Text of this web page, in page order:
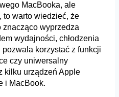
MacBooka, ale
to warto wiedzieć, że
znacząco wyprzedza
wydajności, chłodzenia
korzystać z funkcji
czy uniwersalny
kilku urządzeń Apple
i MacBook.